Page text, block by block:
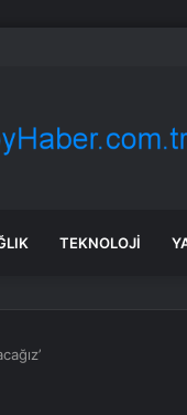
onayladı’
TEKNOLOJI